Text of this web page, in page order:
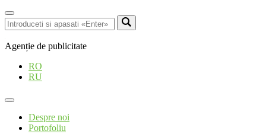
Agenție de publicitate
RO
RU
Despre noi
Portofoliu